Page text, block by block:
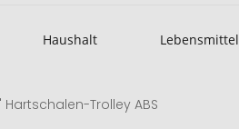
Haushalt Lebensmittel
Hartschalen-Trolley ABS